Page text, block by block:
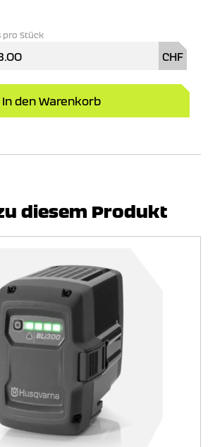
pro Stück
CHF
In den Warenkorb
diesem Produkt